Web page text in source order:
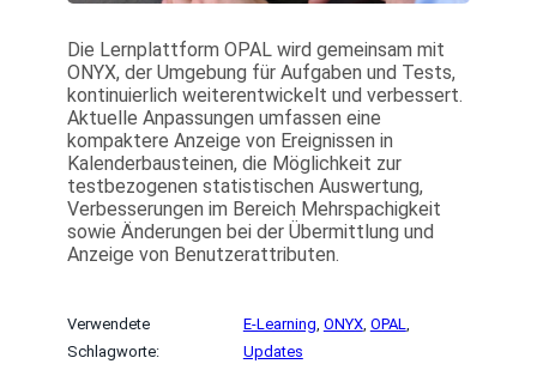
Die Lernplattform OPAL wird gemeinsam mit
ONYX, der Umgebung für Aufgaben und Tests,
kontinuierlich weiterentwickelt und verbessert.
Aktuelle Anpassungen umfassen eine
kompaktere Anzeige von Ereignissen in
Kalenderbausteinen, die Möglichkeit zur
testbezogenen statistischen Auswertung,
Verbesserungen im Bereich Mehrspachigkeit
sowie Änderungen bei der Übermittlung und
Anzeige von Benutzerattributen.
Verwendete
Schlagworte:
E-Learning ONYX, OPAL
Updates